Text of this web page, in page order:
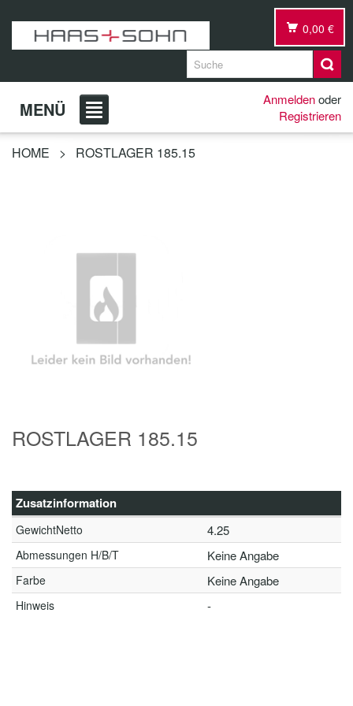
0,00 €
MENÜ Anmeldenoder
Registrieren
HOME > ROSTLAGER 185.15
ROSTLAGER 185.15
Zusatzinformation
GewichtNetto 4.25
Abmessungen H/B/T Keine Angabe
Farbe Keine Angabe
Hinweis -